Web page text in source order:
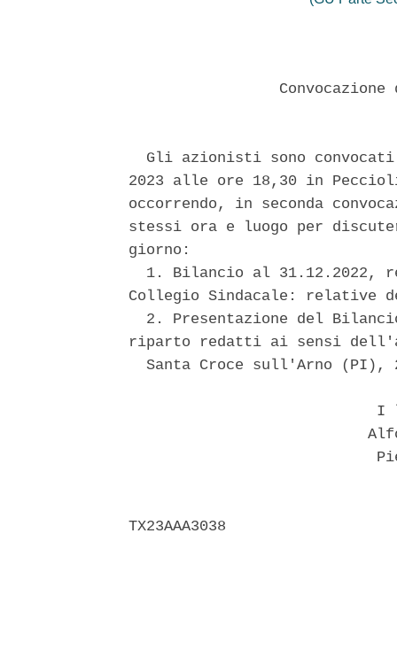
Gli azionisti sono
2023 alle ore 18,30 in
occorrendo, in seconda
stessi ora e luogo per
giorno:
1. Bilancio al 31.12.2022,
Collegio Sindacale: relative
2. Presentazione del
riparto redatti ai sensi
Santa Croce sull'Arno
I